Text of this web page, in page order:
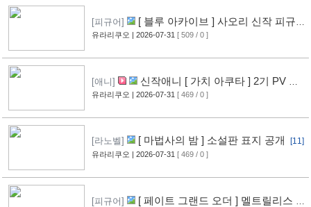
[피규어]
[ 블루 아카이브 ] 사오리 신작 피규어
공개 [10]
유라리쿠오 | 2026-07-31 [ 509 / 0 ]
[애니]
신작애니 [ 가치 아쿠타 ] 2기 PV 영
상 공개
[13]
유라리쿠오 | 2026-07-31 [ 469 / 0 ]
[라노벨] [ 마법사의 밤 ] 소설판 표지 공개 [11]
유라리쿠오 | 2026-07-31 [ 469 / 0 ]
[피규어]
[ 페이트 그랜드 오더 ] 멜트릴리스 신